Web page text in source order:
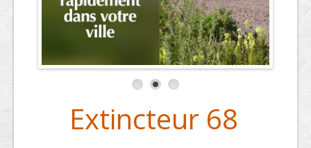
Extincteur 68